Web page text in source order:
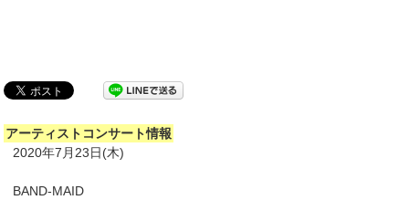
アーティストコンサート情報
2020年7月23日(木)
BAND-MAID